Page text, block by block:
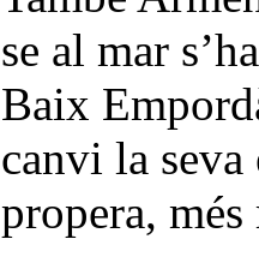
se al mar
Baix
canvi la seva
propera,